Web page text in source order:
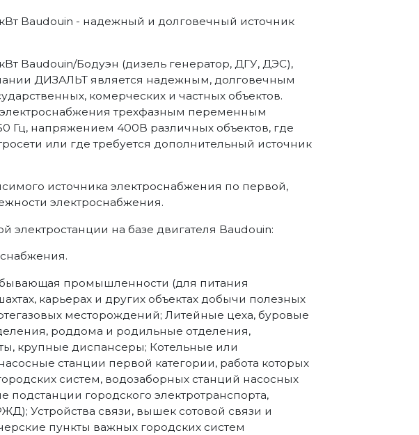
Baudouin - надежный и долговечный источник
Baudouin/Бодуэн (дизель генератор, ДГУ, ДЭС),
ДИЗАЛЬТ является надежным, долговечным
комерческих и частных объектов.
трехфазным переменным
Гц, напряжением 400В различных объектов, где
или где требуется дополнительный источник
источника электроснабжения по первой,
электроснабжения.
на базе двигателя Baudouin:
промышленности (для питания
карьерах и других объектах добычи полезных
месторождений; Литейные цеха, буровые
роддома и родильные отделения,
крупные диспансеры; Котельные или
станции первой категории, работа которых
систем, водозаборных станций насосных
подстанции городского электротранспорта,
Устройства связи, вышек сотовой связи и
пункты важных городских систем